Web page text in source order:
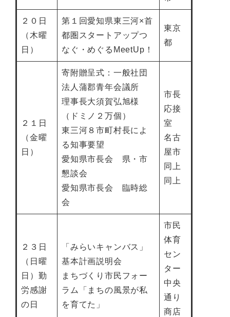
２０日
（木曜
日）
第１回愛知県東三河×首
都圏スタートアップつ
なぐ・めぐるMeetUp！
東京
都
２１日
（金曜
日）
寄附贈呈式：一般社団
法人蒲郡青年会議所
理事長大須賀弘旭様
（ドミノ２万個）
東三河８市町村長によ
る知事要望
愛知県市長会 県・市
懇談会
愛知県市長会 臨時総
会
市長
応接
室
名古
屋市
同上
同上
２３日
（日曜
日）勤
労感謝
の日
「みらいキャンバス」
基本計画説明会
まちづくり市民フォー
ラム「まちの風景が私
を育てた」
市民
体育
セン
ター
中央
通り
商店